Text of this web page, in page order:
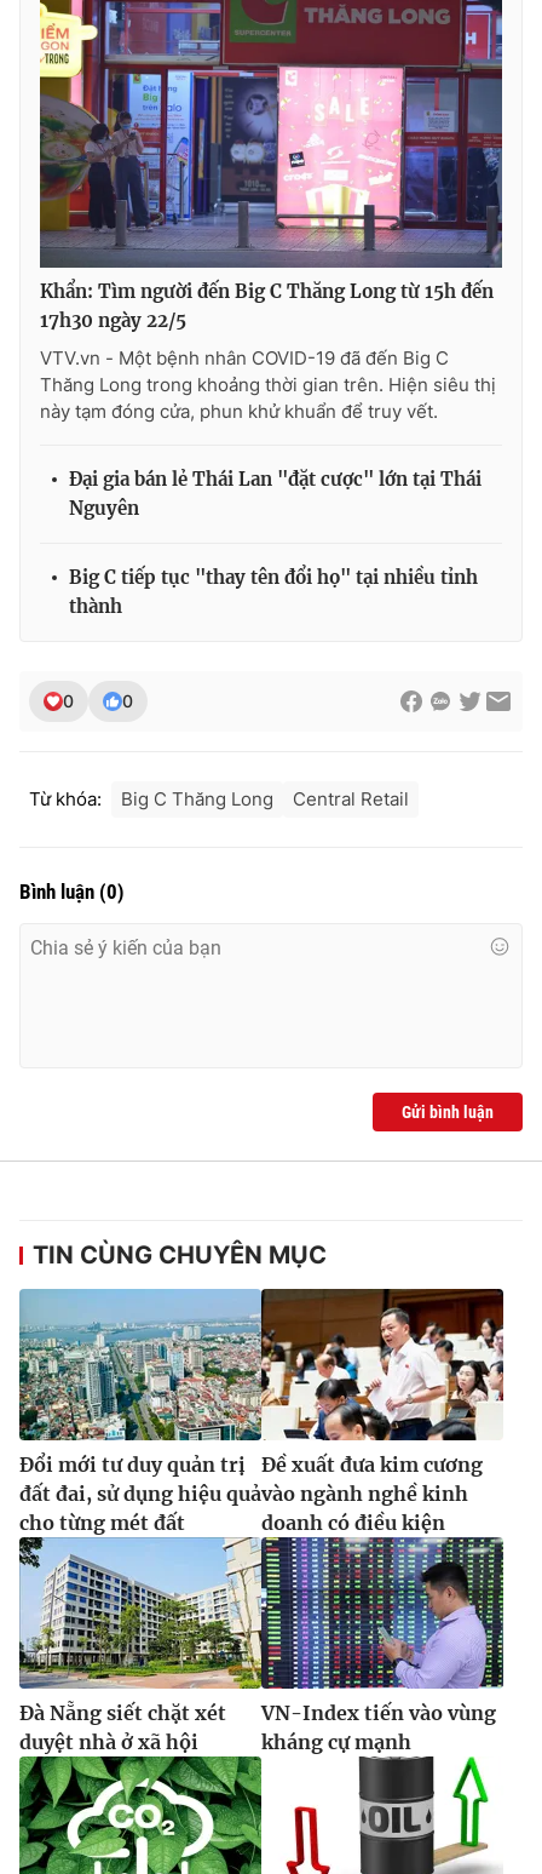
Ðiện thoại Thời báo VTV:024.66 897 897
Email: toasoan@vtv.vn
Liên hệ quảng cáo: 024-7300.7108
® Cấm sao chép dưới mọi hình thức nếu không có sự chấp
thông tin từ website này.
Khẩn: Tìm người đến Big C Thăng Long từ 15h đến
17h30 ngày 22/5
VTV.vn - Một bệnh nhân COVID-19 đã đến Big C
Thăng Long trong khoảng thời gian trên. Hiện siêu thị
này tạm đóng cửa, phun khử khuẩn để truy vết.
Đại gia bán lẻ Thái Lan "đặt cược" lớn tại Thái
Nguyên
Big C tiếp tục "thay tên đổi họ" tại nhiều tỉnh
thành
0 0
Từ khóa: Big C Thăng Long Central Retail
Bình luận (0)
Gửi bình luận
TIN CÙNG CHUYÊN MỤC
Đổi mới tư duy quản trị
đất đai, sử dụng hiệu quả
cho từng mét đất
Đề xuất đưa kim cương
vào ngành nghề kinh
doanh có điều kiện
Đà Nẵng siết chặt xét
duyệt nhà ở xã hội
VN-Index tiến vào vùng
kháng cự mạnh